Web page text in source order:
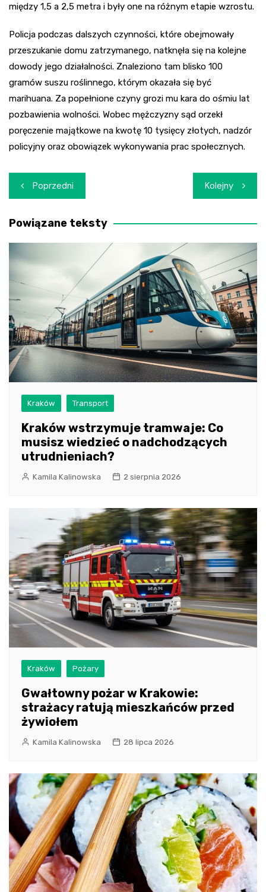
między 1,5 a 2,5 metra i były one na różnym etapie wzrostu.
Policja podczas dalszych czynności, które obejmowały
przeszukanie domu zatrzymanego, natknęła się na kolejne
dowody jego działalności. Znaleziono tam blisko 100
gramów suszu roślinnego, którym okazała się być
marihuana. Za popełnione czyny grozi mu kara do ośmiu lat
pozbawienia wolności. Wobec mężczyzny sąd orzekł
poręczenie majątkowe na kwotę 10 tysięcy złotych, nadzór
policyjny oraz obowiązek wykonywania prac społecznych.
Nawigacja
wpisu
Poprzedni Kolejny
Powiązane teksty
Kraków Transport
Kraków wstrzymuje tramwaje: Co
musisz wiedzieć o nadchodzących
utrudnieniach?
Kamila Kalinowska 2 sierpnia 2026
Kraków Pożary
Gwałtowny pożar w Krakowie:
strażacy ratują mieszkańców przed
żywiołem
Kamila Kalinowska 28 lipca 2026